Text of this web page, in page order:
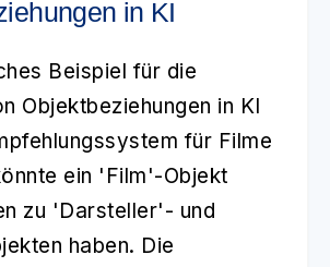
in KI
Beispiel für die
Objektbeziehungen in KI
für Filme
ein 'Film'-Objekt
zu 'Darsteller'- und
haben. Die